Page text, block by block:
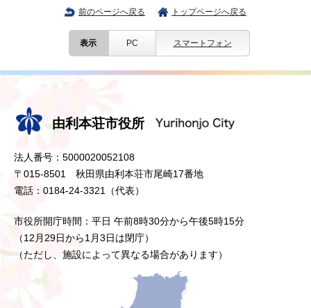
前のページへ戻る トップページへ戻る
表示 PC スマートフォン
由利本荘市役所
法人番号：5000020052108
〒015-8501 秋田県由利本荘市尾崎17番地
電話：0184-24-3321（代表）
市役所開庁時間：平日 午前8時30分から午後5時15分
（12月29日から1月3日は閉庁）
（ただし、施設によって異なる場合があります）